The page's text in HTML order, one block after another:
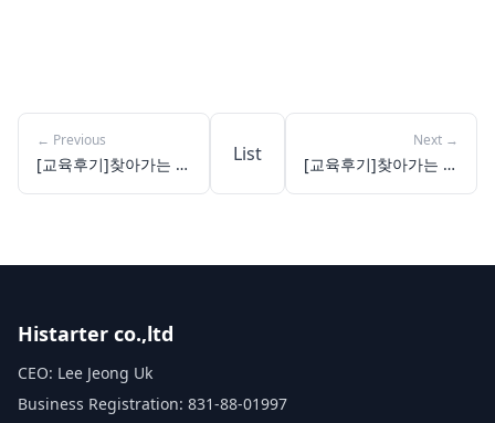
← Previous
[교육후기]찾아가는 체
List
Next →
[교육후기]찾아가는 체
Histarter co.,ltd
CEO: Lee Jeong Uk
Business Registration: 831-88-01997